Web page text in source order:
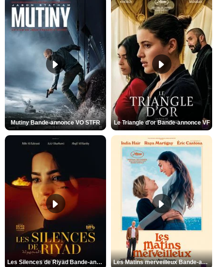
Mutiny Bande-annonce VO STFR Le Triangle d'or Bande-annonce VF
Les Silences de Riyad Bande-annonce VO STFR Les Matins merveilleux Bande-annonce VF